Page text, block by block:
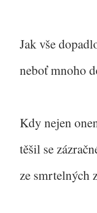
Jak vše
neboť mnoho
Kdy nejen
těšil se
ze smrtelných